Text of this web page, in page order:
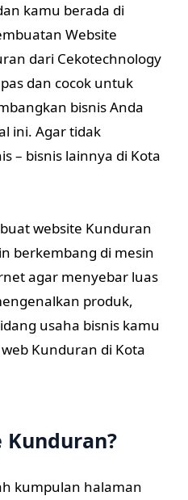
kamu berada di
Website
dari Cekotechnology
dan cocok untuk
bisnis Anda
ini. Agar tidak
– bisnis lainnya di Kota
website Kunduran
berkembang di mesin
agar menyebar luas
produk,
usaha bisnis kamu
Kunduran di Kota
kumpulan halaman